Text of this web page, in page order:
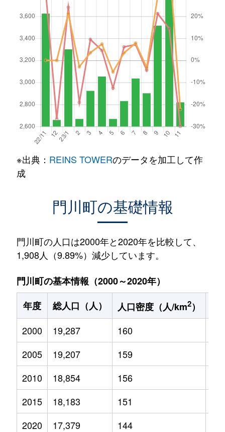
※出典： REINS TOWERのデータを加工して作
成
門川町の基礎情報
門川町の人口は2000年と2020年を比較して、
1,908人（9.89%）減少しています。
門川町の基本情報（2000～2020年）
年度
総人口（人） 人口密度（人/km2）
2000
19,287 160
2005
19,207 159
2010
18,854 156
2015
18,183 151
2020
17,379 144